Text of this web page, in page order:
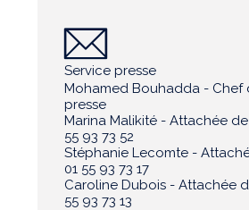
Service presse
Mohamed Bouhadda - Chef
presse
Marina Malikité - Attachée de
55 93 73 52
Stéphanie Lecomte -
01 55 93 73 17
Caroline Dubois - Attachée
55 93 73 13